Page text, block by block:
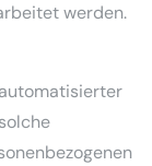
werden.